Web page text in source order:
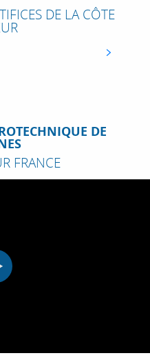
DE LA CÔTE
À L'AYGUADE
DE
FRANCE